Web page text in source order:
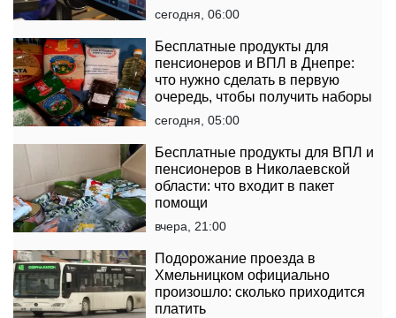
сегодня, 06:00
Бесплатные продукты для
пенсионеров и ВПЛ в Днепре:
что нужно сделать в первую
очередь, чтобы получить наборы
сегодня, 05:00
Бесплатные продукты для ВПЛ и
пенсионеров в Николаевской
области: что входит в пакет
помощи
вчера, 21:00
Подорожание проезда в
Хмельницком официально
произошло: сколько приходится
платить